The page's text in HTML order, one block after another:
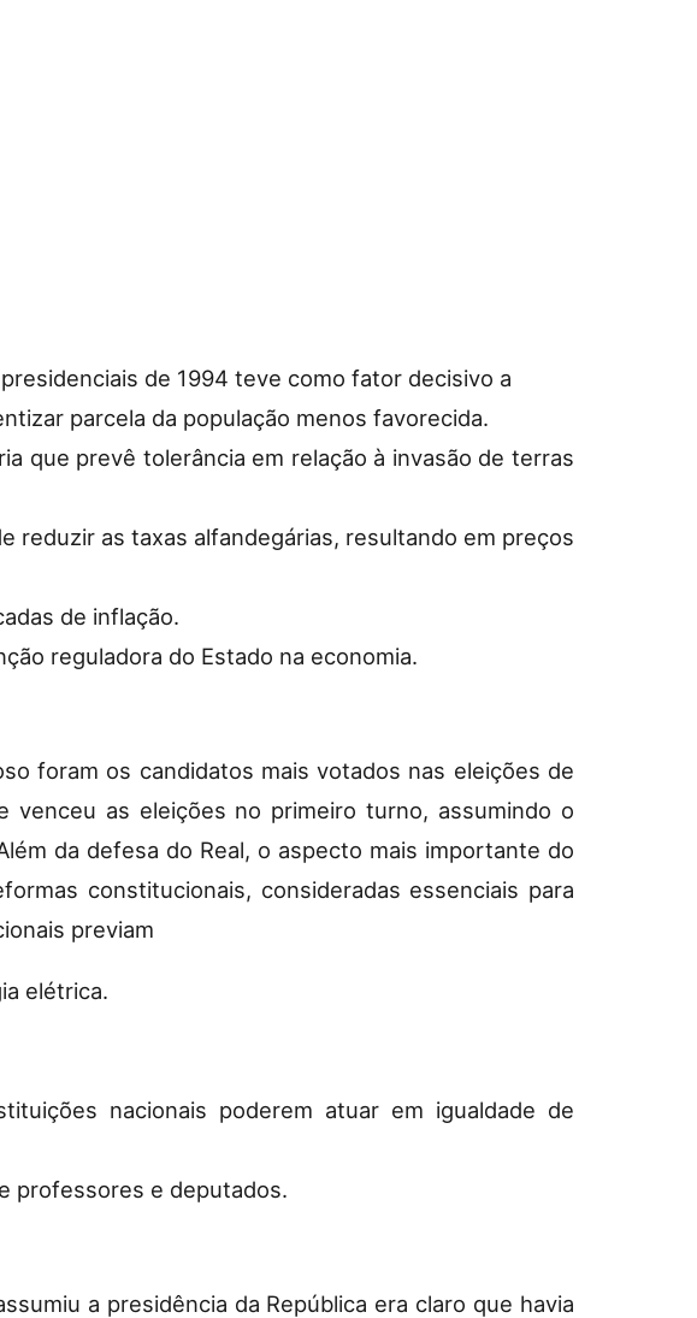
de 1994 teve como fator decisivo a
parcela da população menos favorecida.
que prevê tolerância em relação à invasão de terras
reduzir as taxas alfandegárias, resultando em preços
de inflação.
reguladora do Estado na economia.
foram os candidatos mais votados nas eleições de
venceu as eleições no primeiro turno, assumindo o
da defesa do Real, o aspecto mais importante do
constitucionais, consideradas essenciais para
previam
elétrica.
nacionais poderem atuar em igualdade de
professores e deputados.
a presidência da República era claro que havia